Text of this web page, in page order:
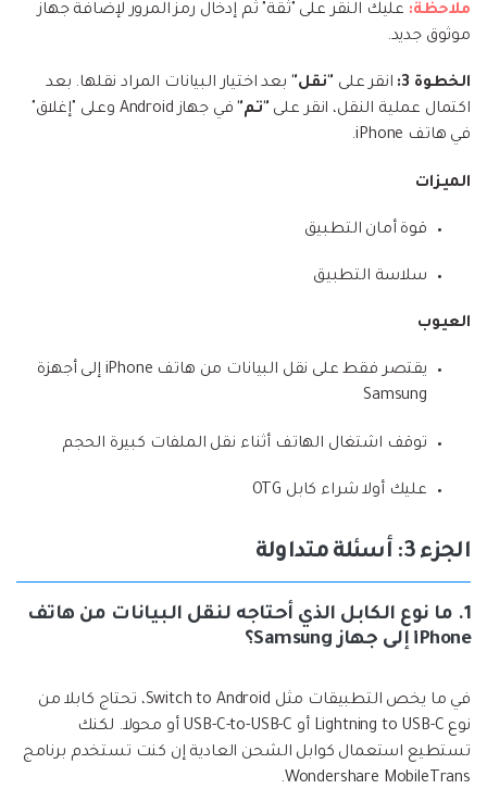
ملاحظة: عليك النقر على "ثقة" ثم إدخال رمز المرور لإضافة جهاز
موثوق جديد.
الخطوة 3: انقر على "نقل" بعد اختيار البيانات المراد نقلها. بعد
اكتمال عملية النقل، انقر على "تم"
في جهاز Android وعلى "إغلاق"
في هاتف iPhone.
الميزات
قوة أمان التطبيق
سلاسة التطبيق
العيوب
يقتصر فقط على نقل البيانات من هاتف iPhone إلى أجهزة
Samsung
توقف اشتغال الهاتف أثناء نقل الملفات كبيرة الحجم
عليك أولا شراء كابل OTG
الجزء 3: أسئلة متداولة
1. ما نوع الكابل الذي أحتاجه لنقل البيانات من هاتف
iPhone إلى جهاز Samsung؟
في ما يخص التطبيقات مثل Switch to Android، تحتاج كابلا من
نوع Lightning to USB-C أو USB-C-to-USB-C أو محولا. لكنك
تستطيع استعمال كوابل الشحن العادية إن كنت تستخدم برنامج
Wondershare MobileTrans.